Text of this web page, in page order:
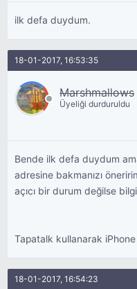
ilk defa duydum.
18-01-2017, 16:53:35
Marshmallows
Üyeliği durduruldu
Bende ilk defa duydum
adresine bakmanızı
açıcı bir durum değilse
Tapatalk kullanarak iPhone
18-01-2017, 16:54:23